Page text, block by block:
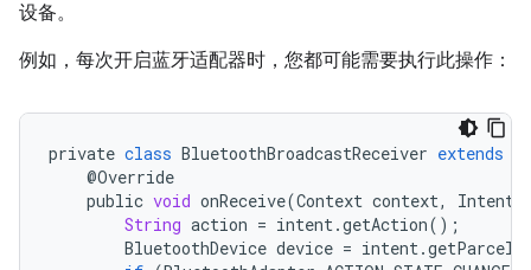
设备。
例如，每次开启蓝牙适配器时，您都可能需要执行此操作：
private class BluetoothBroadcastReceiver extends
@Override
public void onReceive(Context context, Intent
String action = intent.getAction();
BluetoothDevice device = intent.